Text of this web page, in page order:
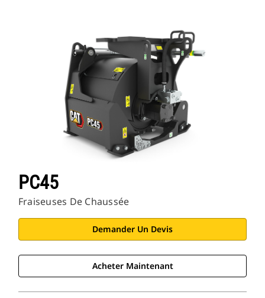
PC45
Fraiseuses De Chaussée
Demander Un Devis
Acheter Maintenant